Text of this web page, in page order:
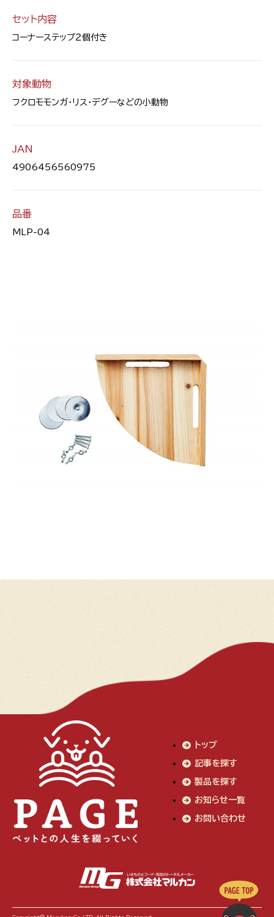
セット内容
コーナーステップ２個付き
対象動物
フクロモモンガ・リス・デグーなどの小動物
JAN
4906456560975
品番
MLP-04
トップ
記事を探す
製品を探す
お知らせ一覧
お問い合わせ